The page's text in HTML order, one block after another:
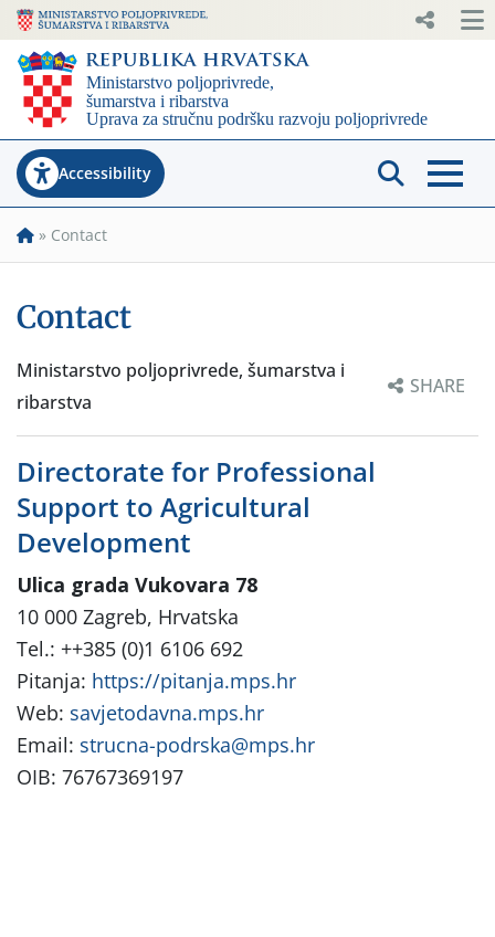
Accessibility
» Contact
Contact
Ministarstvo poljoprivrede, šumarstva i
ribarstva
SHARE
Directorate for Professional
Support to Agricultural
Development
Ulica grada Vukovara 78
10 000 Zagreb, Hrvatska
Tel.: ++385 (0)1 6106 692
Pitanja: https://pitanja.mps.hr
Web: savjetodavna.mps.hr
Email: strucna-podrska@mps.hr
OIB: 76767369197